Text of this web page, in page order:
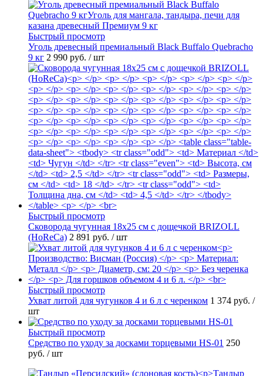
Быстрый просмотр
Уголь древесный премиальный Black Buffalo Quebracho
9 кг 2 990 руб. / шт
Быстрый просмотр
Сковорода чугунная 18х25 см с дощечкой BRIZOLL
(HoReCa) 2 891 руб. / шт
Быстрый просмотр
Ухват литой для чугунков 4 и 6 л с черенком 1 374 руб. /
шт
Быстрый просмотр
Средство по уходу за досками торцевыми HS-01 250
руб. / шт